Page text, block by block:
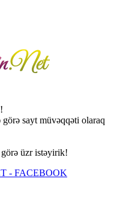
sayt müvəqqəti olaraq
görə üzr istəyirik!
- FACEBOOK